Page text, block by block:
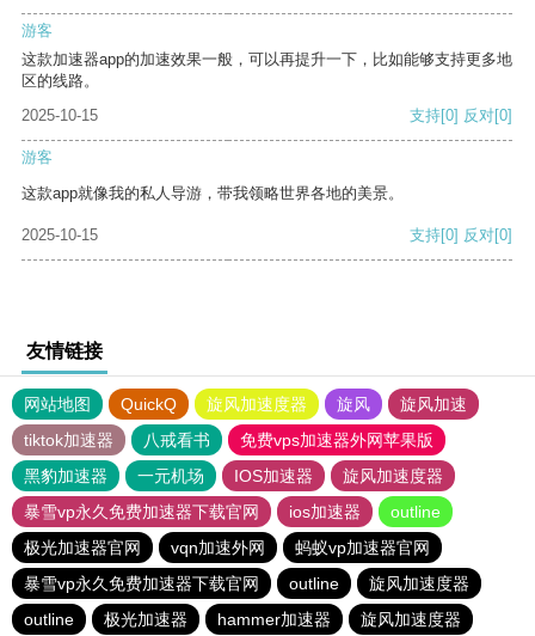
游客
这款加速器app的加速效果一般，可以再提升一下，比如能够支持更多地
区的线路。
2025-10-15
支持[0] 反对[0]
游客
这款app就像我的私人导游，带我领略世界各地的美景。
2025-10-15 支持[0] 反对[0]
友情链接
网站地图 QuickQ 旋风加速度器 旋风
旋风加速
tiktok加速器
八戒看书
免费vps加速器外网苹果版
黑豹加速器
一元机场 IOS加速器
旋风加速度器
暴雪vp永久免费加速器下载官网
ios加速器
outline
极光加速器官网
vqn加速外网
蚂蚁vp加速器官网
暴雪vp永久免费加速器下载官网
outline
旋风加速度器
outline
极光加速器 hammer加速器 旋风加速度器